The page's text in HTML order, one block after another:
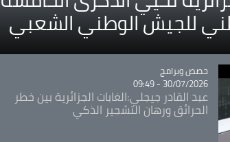
للجيش الوطني الشعبي
Catégorie
حصص وبرامج
30/07/2026 - 09:49
عبد القادر جيجلي:الغابات الجزائرية بين خطر
الحرائق ورهان التشجير الذكي